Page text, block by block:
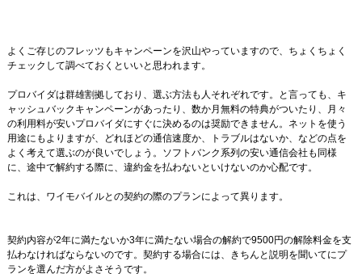
よくご存じのフレッツもキャンペーンを沢山やっていますので、ちょくちょく
チェックして調べておくといいと思われます。
プロバイダは群雄割拠しており、選ぶ方法も人それぞれです。と言っても、キ
ャッシュバックキャンペーンがあったり、数か月無料の特典がついたり、月々
の利用料が安いプロバイダにすぐに決めるのは奨励できません。ネットを使う
用途にもよりますが、どれほどの通信速度か、トラブルはないか、などの点を
よく考えて選ぶのが良いでしょう。ソフトバンク系列の安い通信会社も同様
に、途中で解約する際に、違約金を払わないといけないのか心配です。
これは、ワイモバイルとの契約の際のプランによって異ります。
契約内容が2年に満たないか3年に満たない場合の解約で9500円の解除料金を支
払わなければならないのです。契約する場合には、きちんと説明を聞いてにプ
ランを選んだ方がよさそうです。